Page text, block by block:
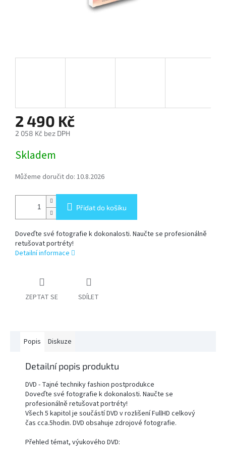
PŘÍSLUŠENSTVÍ
BLESKY
PŘÍSLUŠENSTVÍ
FOTOGRAFICKÁ
PŘÍSLUŠENSTVÍ
FOTOAPARÁTŮM
DSLR
PŘÍSLUŠENSTVÍ
NÁHRADNÍ
2 490 Kč
2 058 Kč bez DPH
cena:
Skladem
Můžeme doručit do: 10.8.2026
Přidat do košíku
Doveďte své fotografie k dokonalosti. Naučte se profesionálně
retušovat portréty!
Detailní informace
ZEPTAT SE SDÍLET
Popis Diskuze
Detailní popis produktu
DVD - Tajné techniky fashion postprodukce
Doveďte své fotografie k dokonalosti. Naučte se
profesionálně retušovat portréty!
Všech 5 kapitol je součástí DVD v rozlišení FullHD celkový
čas cca.5hodin. DVD obsahuje zdrojové fotografie.
Přehled témat, výukového DVD: